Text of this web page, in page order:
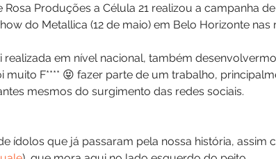
Produções a Célula 21 realizou a campanha
do Metallica (12 de maio) em Belo Horizonte nas
realizada em nível nacional, também
muito F**** 😝 fazer parte de um trabalho,
mesmos do surgimento das redes sociais.
ídolos que já passaram pela nossa história, assim